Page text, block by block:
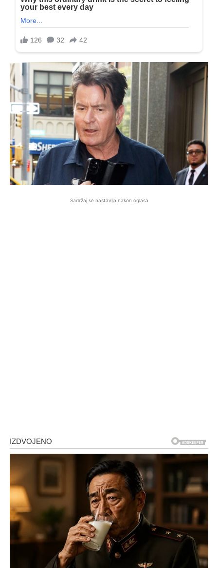
Sadržaj se nastavlja nakon oglasa